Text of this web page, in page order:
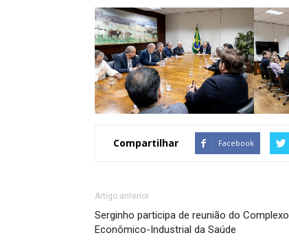
Compartilhar Facebook
Artigo anterior
Serginho participa de reunião do Complexo
Econômico-Industrial da Saúde